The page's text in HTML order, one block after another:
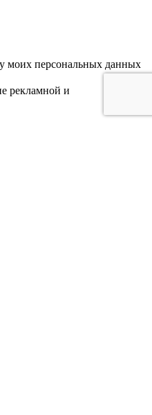
моих персональных данных
рекламной и